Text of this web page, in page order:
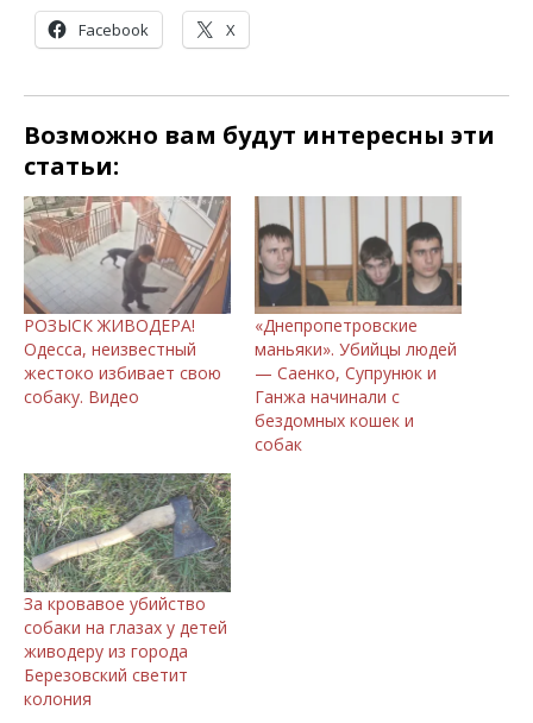
Facebook X
Возможно вам будут интересны эти
статьи:
РОЗЫСК ЖИВОДЕРА!
Одесса, неизвестный
жестоко избивает свою
собаку. Видео
«Днепропетровские
маньяки». Убийцы людей
— Саенко, Супрунюк и
Ганжа начинали с
бездомных кошек и
собак
За кровавое убийство
собаки на глазах у детей
живодеру из города
Березовский светит
колония